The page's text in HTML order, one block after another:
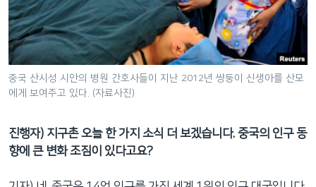
중국 산시성 시안의 병원 간호사들이 지난 2012년 쌍둥이 신생아를 산모
에게 보여주고 있다. (자료사진)
진행자) 지구촌 오늘 한 가지 소식 더 보겠습니다. 중국의 인구 동
향에 큰 변화 조짐이 있다고요?